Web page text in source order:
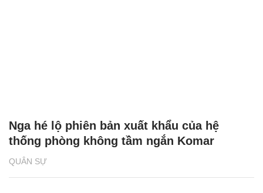
QUÂN SỰ
Nga hé lộ phiên bản xuất khẩu của hệ
thống phòng không tầm ngắn Komar